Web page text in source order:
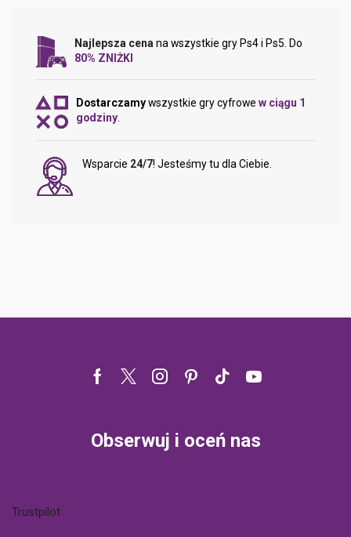
Najlepsza cena na wszystkie gry Ps4 i Ps5. Do
80% ZNIŻKI
Dostarczamywszystkie gry cyfrowe w ciągu 1
godziny
Wsparcie 24/7! Jesteśmy tu dla Ciebie.
Facebook
TwitterInstagram
Pinterest
Tik- Youtube
Obserwuj i oceń nas
Trustpilot